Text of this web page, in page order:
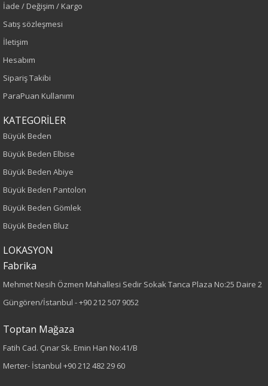
Sezon
İlkbahar-Yaz
Yaş Grubu
Kalıp
Büyük Beden
Boy
75
Dokuma
Düz
Kumaş
İade / Değişim / Kargo
Satış sözleşmesi
İletişim
Hesabım
Sipariş Takibi
ParaPuan Kullanımı
KATEGORİLER
Büyük Beden
Büyük Beden Elbise
Büyük Beden Abiye
Büyük Beden Pantolon
Büyük Beden Gömlek
Büyük Beden Bluz
LOKASYON
Fabrika
Mehmet Nesih Özmen Mahallesi Sedir Sokak Tanca Plaza No:25 Daire 2
Güngören/İstanbul -+90 212 507 9052
Toptan Mağaza
Fatih Cad. Çınar Sk. Emin Han No:41/B
Merter- İstanbul +90 212 482 29 60